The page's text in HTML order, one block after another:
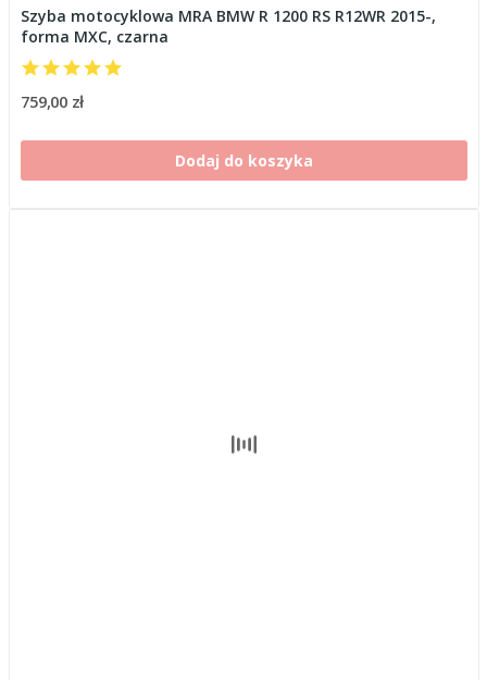
Szyba motocyklowa MRA BMW R 1200 RS R12WR 2015-,
forma MXC, czarna
759,00 zł
Dodaj do koszyka